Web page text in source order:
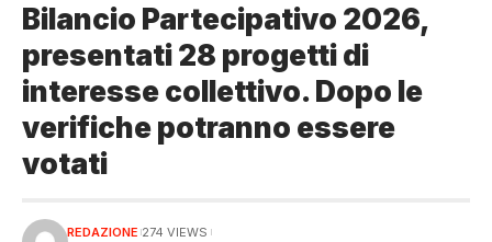
Bilancio Partecipativo 2026,
presentati 28 progetti di
interesse collettivo. Dopo le
verifiche potranno essere
votati
REDAZIONE 274 VIEWS